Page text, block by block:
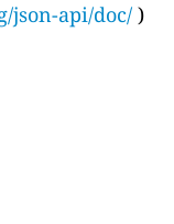
json-api/doc/ )